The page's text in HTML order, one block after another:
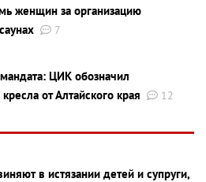
женщин за организацию
7
ЦИК обозначил
от Алтайского края
12
в истязании детей и супруги,